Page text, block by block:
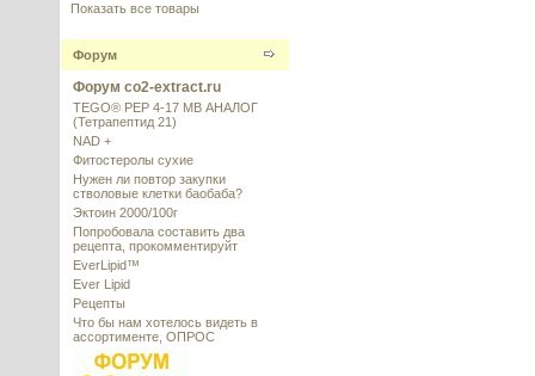
Показать все товары
Форум
Форум co2-extract.ru
TEGO® PEP 4-17 MB АНАЛОГ
(Тетрапептид 21)
NAD +
Фитостеролы сухие
Нужен ли повтор закупки
стволовые клетки баобаба?
Эктоин 2000/100г
Попробовала составить два
рецепта, прокомментируйт
EverLipid™
Ever Lipid
Рецепты
Что бы нам хотелось видеть в
ассортименте, ОПРОС